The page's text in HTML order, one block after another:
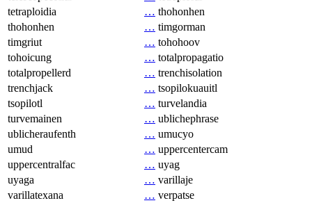
tetraploidia
… thohonhen
thohonhen
… timgorman
timgriut
… tohohoov
tohoicung
… totalpropagatio
totalpropellerd
… trenchisolation
trenchjack
… tsopilokuauitl
tsopilotl
… turvelandia
turvemainen
… ublichephrase
ublicheraufenth
… umucyo
umud
… uppercentercam
uppercentralfac
… uyag
uyaga
… varillaje
varillatexana
… verpatse